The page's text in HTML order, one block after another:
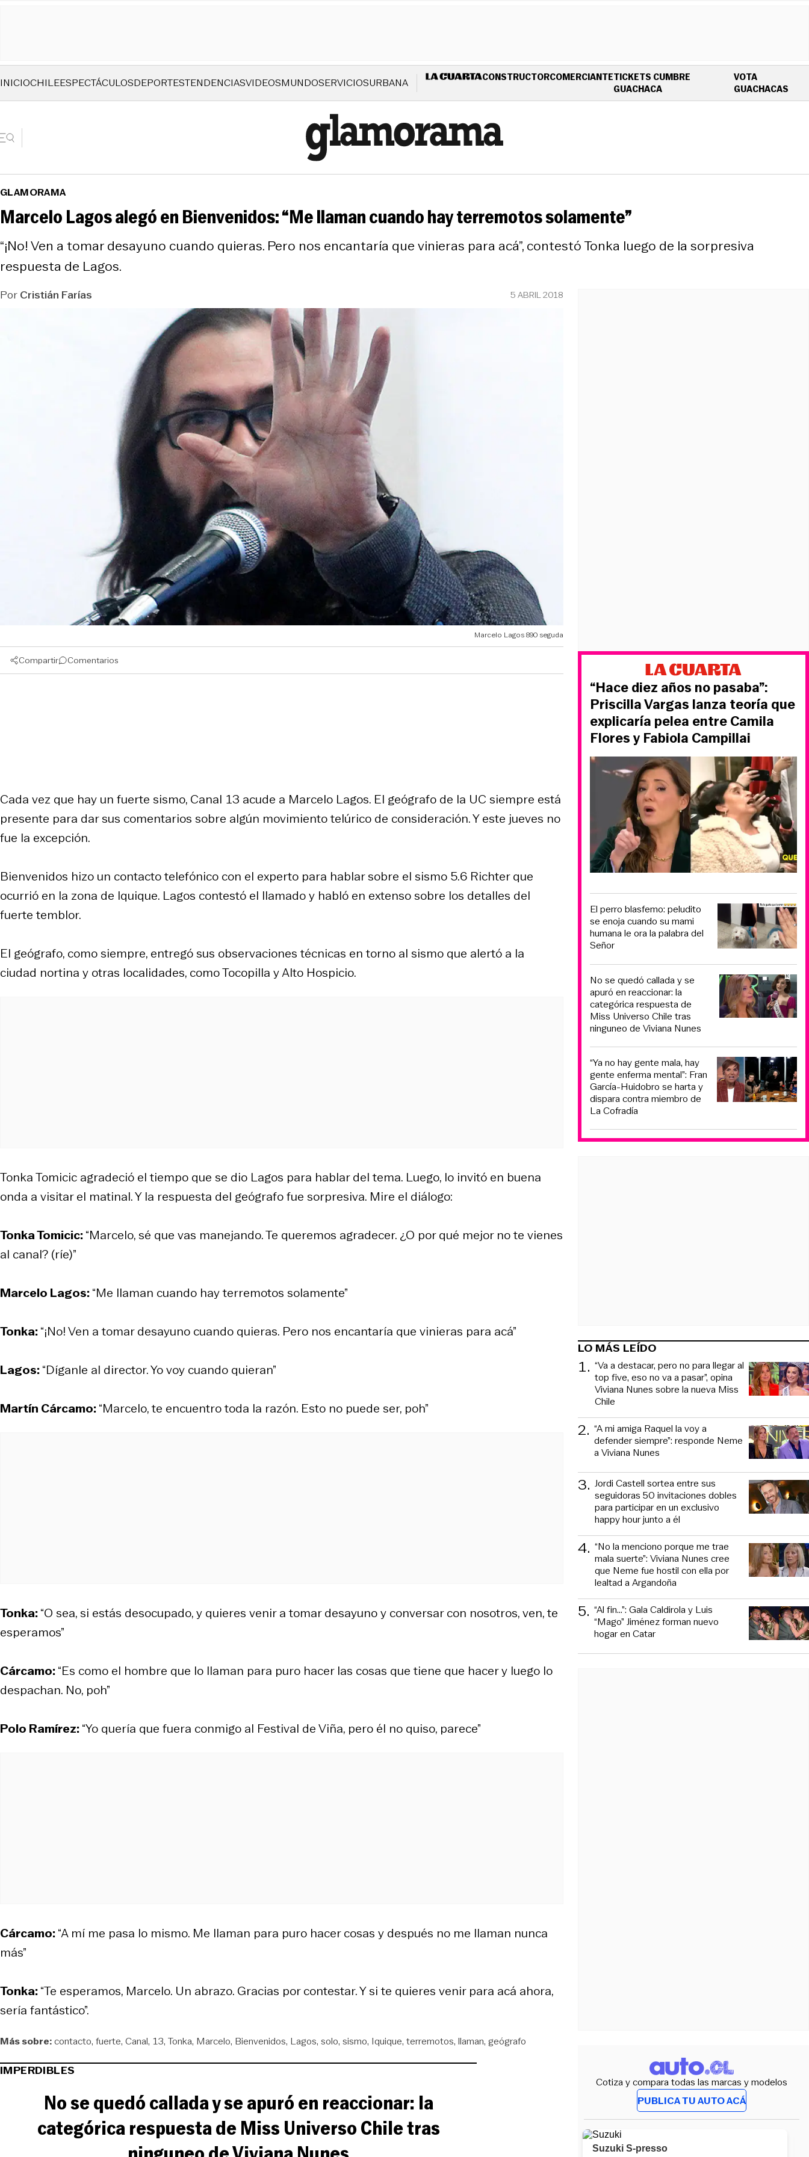
INICIOCHILEESPECTÁCULOSDEPORTESTENDENCIASVIDEOSMUNDOSERVICIOSURBANA CONSTRUCTORCOMERCIANTETICKETS CUMBRE
GUACHACAOPENS IN NEW WINDOW
VOTA
GUACHACAS
GLAMORAMA
Marcelo Lagos alegó en Bienvenidos: “Me llaman cuando hay terremotos solamente”
“¡No! Ven a tomar desayuno cuando quieras. Pero nos encantaría que vinieras para acá”, contestó Tonka luego de la sorpresiva
respuesta de Lagos.
PorCristián Farías 5 ABRIL 2018
Marcelo Lagos 890 seguda
Compartir Comentarios
Cada vez que hay un fuerte sismo, Canal 13 acude a Marcelo Lagos. El geógrafo de la UC siempre está
presente para dar sus comentarios sobre algún movimiento telúrico de consideración. Y este jueves no
fue la excepción.
Bienvenidos hizo un contacto telefónico con el experto para hablar sobre el sismo 5.6 Richter que
ocurrió en la zona de Iquique. Lagos contestó el llamado y habló en extenso sobre los detalles del
fuerte temblor.
El geógrafo, como siempre, entregó sus observaciones técnicas en torno al sismo que alertó a la
ciudad nortina y otras localidades, como Tocopilla y Alto Hospicio.
Tonka Tomicic agradeció el tiempo que se dio Lagos para hablar del tema. Luego, lo invitó en buena
onda a visitar el matinal. Y la respuesta del geógrafo fue sorpresiva. Mire el diálogo:
Tonka Tomicic:“Marcelo, sé que vas manejando. Te queremos agradecer. ¿O por qué mejor no te vienes
al canal? (ríe)”
Marcelo Lagos:“Me llaman cuando hay terremotos solamente”
Tonka:“¡No! Ven a tomar desayuno cuando quieras. Pero nos encantaría que vinieras para acá”
Lagos:“Díganle al director. Yo voy cuando quieran”
Martín Cárcamo:“Marcelo, te encuentro toda la razón. Esto no puede ser, poh”
Tonka:“O sea, si estás desocupado, y quieres venir a tomar desayuno y conversar con nosotros, ven, te
esperamos”
Cárcamo:“Es como el hombre que lo llaman para puro hacer las cosas que tiene que hacer y luego lo
despachan. No, poh”
Polo Ramírez:“Yo quería que fuera conmigo al Festival de Viña, pero él no quiso, parece”
Cárcamo:“A mí me pasa lo mismo. Me llaman para puro hacer cosas y después no me llaman nunca
más”
Tonka:“Te esperamos, Marcelo. Un abrazo. Gracias por contestar. Y si te quieres venir para acá ahora,
sería fantástico”.
Más sobre:contacto fuerte Canal 13 Tonka Marcelo Bienvenidos Lagos solo sismo Iquique terremotos llaman geógrafo
IMPERDIBLES
No se quedó callada y se apuró en reaccionar: la
categórica respuesta de Miss Universo Chile tras
“Hace diez años no pasaba”:
Priscilla Vargas lanza teoría que
explicaría pelea entre Camila
Flores y Fabiola Campillai
El perro blasfemo: peludito
se enoja cuando su mami
humana le ora la palabra del
Señor
No se quedó callada y se
apuró en reaccionar: la
categórica respuesta de
Miss Universo Chile tras
ninguneo de Viviana Nunes
“Ya no hay gente mala, hay
gente enferma mental”: Fran
García-Huidobro se harta y
dispara contra miembro de
La Cofradía
LO MÁS LEÍDO
1. “Va a destacar, pero no para llegar al
top five, eso no va a pasar”, opina
Viviana Nunes sobre la nueva Miss
Chile
2. “A mi amiga Raquel la voy a
defender siempre”: responde Neme
a Viviana Nunes
3. Jordi Castell sortea entre sus
seguidoras 50 invitaciones dobles
para participar en un exclusivo
happy hour junto a él
4. “No la menciono porque me trae
mala suerte”: Viviana Nunes cree
que Neme fue hostil con ella por
lealtad a Argandoña
5. “Al fin…”: Gala Caldirola y Luis
“Mago” Jiménez forman nuevo
hogar en Catar
Cotiza y compara todas las marcas y modelos
PUBLICA TU AUTO ACÁ